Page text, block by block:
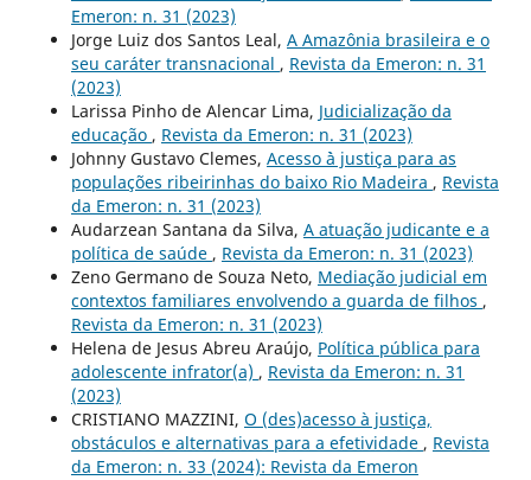
Emeron: n. 31 (2023)
Jorge Luiz dos Santos Leal, A Amazônia brasileira e o
seu caráter transnacional , Revista da Emeron: n. 31
(2023)
Larissa Pinho de Alencar Lima, Judicialização da
educação , Revista da Emeron: n. 31 (2023)
Johnny Gustavo Clemes, Acesso `à justiça para as
populações ribeirinhas do baixo Rio Madeira , Revista
da Emeron: n. 31 (2023)
Audarzean Santana da Silva, A atuação judicante e a
política de saúde , Revista da Emeron: n. 31 (2023)
Zeno Germano de Souza Neto, Mediação judicial em
contextos familiares envolvendo a guarda de filhos ,
Revista da Emeron: n. 31 (2023)
Helena de Jesus Abreu Araújo, Política pública para
adolescente infrator(a) , Revista da Emeron: n. 31
(2023)
CRISTIANO MAZZINI, O (des)acesso à justiça,
obstáculos e alternativas para a efetividade , Revista
da Emeron: n. 33 (2024): Revista da Emeron